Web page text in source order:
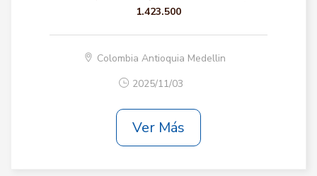
1.423.500
Colombia Antioquia Medellin
2025/11/03
Ver Más